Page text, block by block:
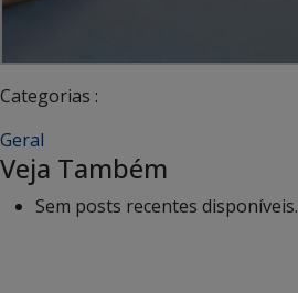
Categorias :
Geral
Veja Também
Sem posts recentes disponíveis.